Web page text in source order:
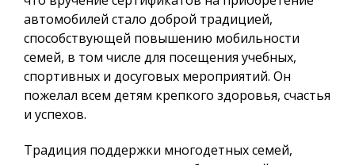
автомобилей стало доброй традицией,
способствующей повышению мобильности
семей, в том числе для посещения учебных,
спортивных и досуговых мероприятий. Он
пожелал всем детям крепкого здоровья, счастья
и успехов.
Традиция поддержки многодетных семей,